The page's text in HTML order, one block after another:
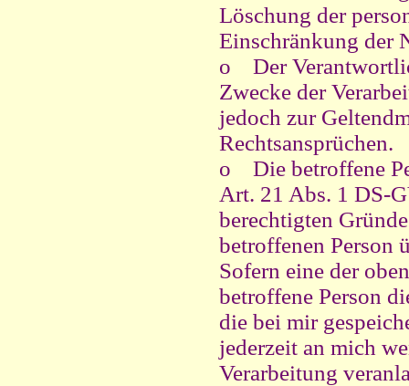
Löschung der
Einschränkung der
o
Der
Zwecke der
jedoch zur
Rechtsansprüchen.
o
Die betroffene
Art. 21 Abs. 1 DS-
berechtigten
betroffenen Person
Sofern eine der
betroffene Person
die bei mir
jederzeit an mich
Verarbeitung